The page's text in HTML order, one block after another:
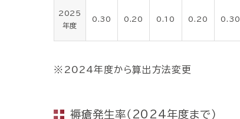
2025
年度
0.30 0.20 0.10 0.20 0.30
2024年度から算出方法変更
褥瘡発生率（2024年度まで）